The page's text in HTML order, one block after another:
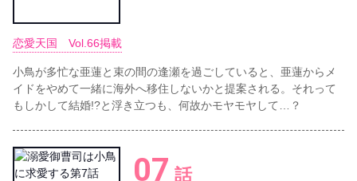
恋愛天国 Vol.66掲載
小鳥が多忙な亜蓮と束の間の逢瀬を過ごしていると、亜蓮からメ
イドをやめて一緒に海外へ移住しないかと提案される。それって
もしかして結婚!?と浮き立つも、何故かモヤモヤして…？
07 話